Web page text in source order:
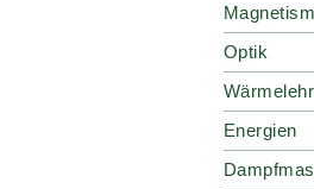
Optik
Energien